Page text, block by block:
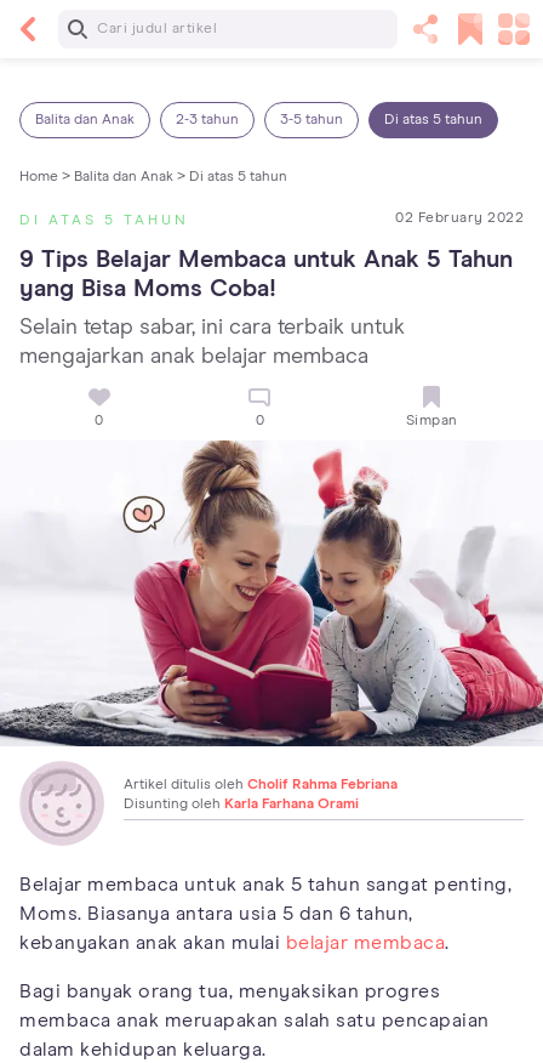
Baca Selanjutnya
Balita dan Anak 2-3 tahun 3-5 tahun Di atas 5 tahun
Home > Balita dan Anak > Di atas 5 tahun
DI ATAS 5 TAHUN 02 February 2022
9 Tips Belajar Membaca untuk Anak 5 Tahun
yang Bisa Moms Coba!
Selain tetap sabar, ini cara terbaik untuk
mengajarkan anak belajar membaca
0 0 Simpan
Artikel ditulis oleh Cholif Rahma Febriana
Disunting oleh Karla Farhana Orami
Belajar membaca untuk anak 5 tahun sangat penting,
Moms. Biasanya antara usia 5 dan 6 tahun,
kebanyakan anak akan mulai belajar membaca.
Bagi banyak orang tua, menyaksikan progres
membaca anak meruapakan salah satu pencapaian
dalam kehidupan keluarga.